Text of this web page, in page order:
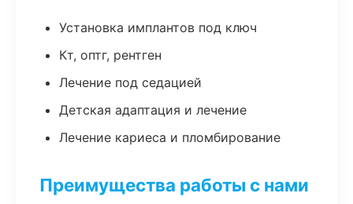
Установка имплантов под ключ
Кт, оптг, рентген
Лечение под седацией
Детская адаптация и лечение
Лечение кариеса и пломбирование
Преимущества работы с нами